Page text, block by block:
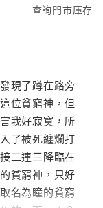
查詢門市庫存
現了蹲在路旁
位貧窮神，但
我好寂寞，所
了被死纏爛打
二連三降臨在
貧窮神，只好
名為瞳的貧窮